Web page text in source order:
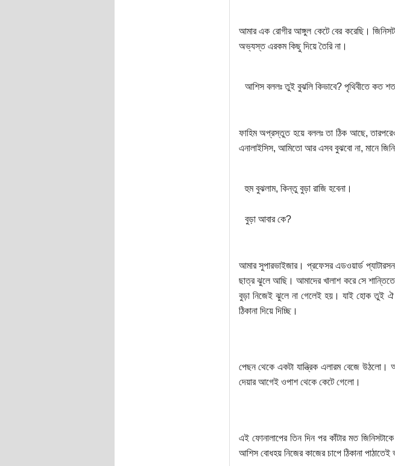
আমার এক রোগীর আঙ্গুল কেটে বের করেছি।
অভ্যস্ত এরকম কিছু দিয়ে তৈরি না।
আশিস বললঃ তুই বুঝলি কিভাবে? পৃথিবীতে কত
ফাহিম অপ্রস্তুত হয়ে বললঃ তা ঠিক আছে,
এনালাইসিস, আমিতো আর এসব বুঝবো না, মানে
হুম বুঝলাম, কিন্তু বুড়া রাজি হবেনা।
বুড়া আবার কে?
আমার সুপারভাইজার। প্রফেসর এডওয়ার্ড
ছাত্র ঝুলে আছি। আমাদের খালাশ করে সে
বুড়া নিজেই ঝুলে না গেলেই হয়। যাই হোক তুই ঐ
ঠিকানা দিয়ে দিচ্ছি।
পেছন থেকে একটা যান্ত্রিক এলারম বেজে
দেয়ার আগেই ওপাশ থেকে কেটে গেলো।
এই ফোনালাপের তিন দিন পর কাঁটার মত
আশিস বোধহয় নিজের কাজের চাপে ঠিকানা